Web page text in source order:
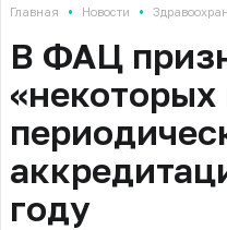
Главная • Новости •
В ФАЦ
«некоторых
году